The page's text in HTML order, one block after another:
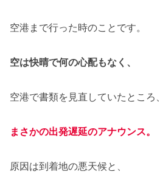
空港まで行った時のことです。
空は快晴で何の心配もなく、
空港で書類を見直していたところ、
まさかの出発遅延のアナウンス。
原因は到着地の悪天候と、